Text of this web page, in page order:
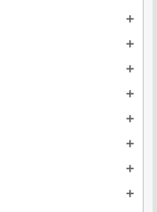
add
add
add
add
add
add
add
add